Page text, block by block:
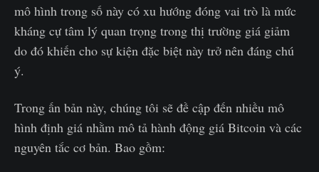
mô hình trong số này có xu hướng đóng vai trò là mức
kháng cự tâm lý quan trọng trong thị trường giá giảm
do đó khiến cho sự kiện đặc biệt này trở nên đáng chú
ý.
Trong ấn bản này, chúng tôi sẽ đề cập đến nhiều mô
hình định giá nhằm mô tả hành động giá Bitcoin và các
nguyên tắc cơ bản. Bao gồm: